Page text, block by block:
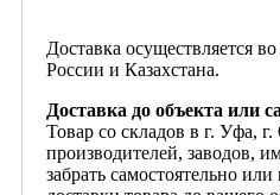
Доставка осуществляется
России и Казахстана.
Доставка до объекта или
Товар со складов в г. Уфа, г.
производителей, заводов,
забрать самостоятельно или